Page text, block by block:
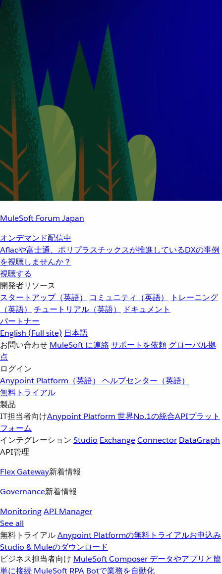
MuleSoft Forum Japan
オンデマンド配信中
Aflacや富士通、ポリプラスチックスが推進しているDXの事例
を視聴しませんか？
視聴する
開発者リソース
スタートアップ（英語）
コミュニティ（英語）
トレーニング
（英語）
チュートリアル（英語）
ドキュメント
パートナー
English (Full site) 日本語
お問い合わせ MuleSoft に連絡サポートを依頼 グローバル拠
点
ログイン
Anypoint Platform（英語） ヘルプセンター（英語）
無料トライアル
製品
IT担当者向けAnypoint Platform 世界No.1の統合APIプラット
フォーム
インテグレーション Studio ExchangeConnector DataGraph
API管理
Flex Gateway新着情報
Governance新着情報
MonitoringAPI Manager
See all
無料トライアルAnypoint Platformの無料トライアルお申込み
Studio & Muleのダウンロード
ビジネス担当者向け MuleSoft Composer データやアプリと簡
単に接続 MuleSoft RPA Botで業務を自動化